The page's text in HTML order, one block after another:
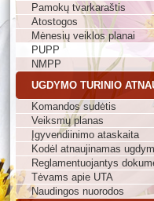
Pamokų tvarkaraštis
Atostogos
Mėnesių veiklos planai
PUPP
NMPP
UGDYMO TURINIO
Komandos sudėtis
Veiksmų planas
Įgyvendiinimo ataskaita
Kodėl atnaujinamas
Reglamentuojantys
Tėvams apie UTA
Naudingos nuorodos